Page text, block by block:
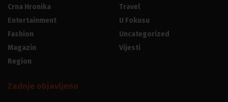
Crna Hronika
Entertainment
Fashion
Magazin
Region
Travel
U Fokusu
Uncategorized
Vijesti
Zadnje objavljeno